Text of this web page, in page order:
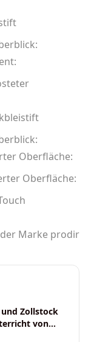
Oberfläche:
Oberfläche:
Marke prodir
und Zollstock
von